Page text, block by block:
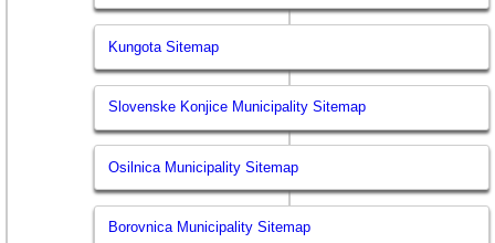
Kungota Sitemap
Slovenske Konjice Municipality Sitemap
Osilnica Municipality Sitemap
Borovnica Municipality Sitemap